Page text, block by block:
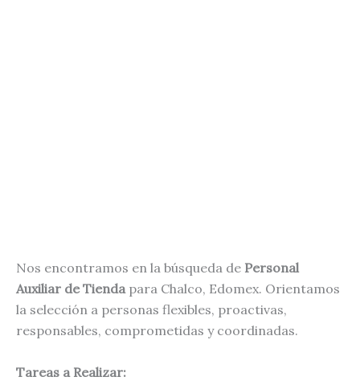
Nos encontramos en la búsqueda de Personal
Auxiliar de Tienda para Chalco, Edomex. Orientamos
la selección a personas flexibles, proactivas,
responsables, comprometidas y coordinadas.
Tareas a Realizar: